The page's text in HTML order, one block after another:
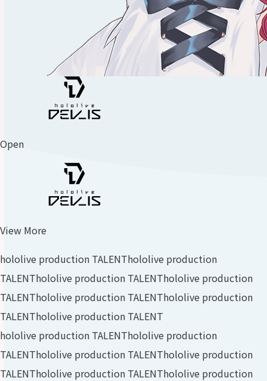
Open
View More
hololive production TALENThololive production
TALENThololive production TALENThololive production
TALENThololive production TALENThololive production
TALENThololive production TALENT
hololive production TALENThololive production
TALENThololive production TALENThololive production
TALENThololive production TALENThololive production